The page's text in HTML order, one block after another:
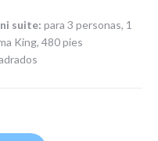
suite: para 3 personas, 1
King, 480 pies